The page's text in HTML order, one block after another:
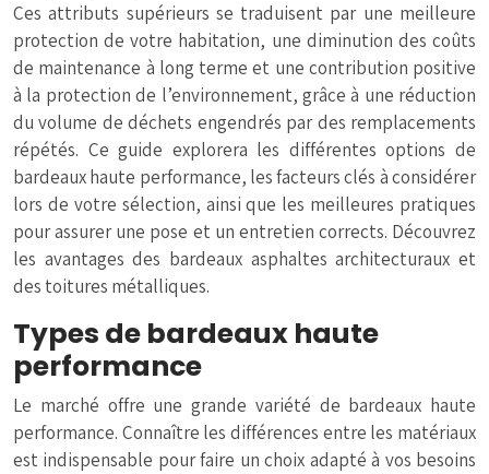
Ces attributs supérieurs se traduisent par une meilleure
protection de votre habitation, une diminution des coûts
de maintenance à long terme et une contribution positive
à la protection de l’environnement, grâce à une réduction
du volume de déchets engendrés par des remplacements
répétés. Ce guide explorera les différentes options de
bardeaux haute performance, les facteurs clés à considérer
lors de votre sélection, ainsi que les meilleures pratiques
pour assurer une pose et un entretien corrects. Découvrez
les avantages des bardeaux asphaltes architecturaux et
des toitures métalliques.
Types de bardeaux haute
performance
Le marché offre une grande variété de bardeaux haute
performance. Connaître les différences entre les matériaux
est indispensable pour faire un choix adapté à vos besoins